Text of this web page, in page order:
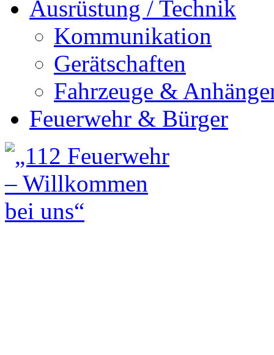
Ausrüstung / Technik
Kommunikation
Gerätschaften
Fahrzeuge &
Feuerwehr & Bürger